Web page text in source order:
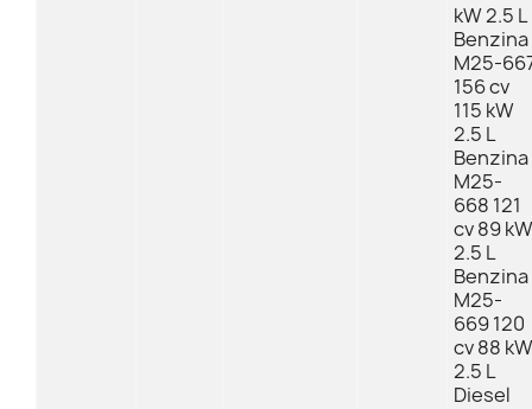
kW 2.5 L
Benzina
M25-
156 cv
115 kW
2.5 L
Benzina
M25-
668 121
cv 89 kW
2.5 L
Benzina
M25-
669 120
cv 88 kW
2.5 L
Diesel